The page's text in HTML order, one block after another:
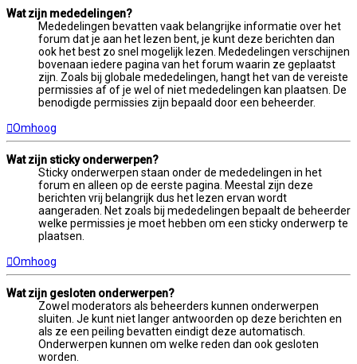
Wat zijn mededelingen?
Mededelingen bevatten vaak belangrijke informatie over het
forum dat je aan het lezen bent, je kunt deze berichten dan
ook het best zo snel mogelijk lezen. Mededelingen verschijnen
bovenaan iedere pagina van het forum waarin ze geplaatst
zijn. Zoals bij globale mededelingen, hangt het van de vereiste
permissies af of je wel of niet mededelingen kan plaatsen. De
benodigde permissies zijn bepaald door een beheerder.
Omhoog
Wat zijn sticky onderwerpen?
Sticky onderwerpen staan onder de mededelingen in het
forum en alleen op de eerste pagina. Meestal zijn deze
berichten vrij belangrijk dus het lezen ervan wordt
aangeraden. Net zoals bij mededelingen bepaalt de beheerder
welke permissies je moet hebben om een sticky onderwerp te
plaatsen.
Omhoog
Wat zijn gesloten onderwerpen?
Zowel moderators als beheerders kunnen onderwerpen
sluiten. Je kunt niet langer antwoorden op deze berichten en
als ze een peiling bevatten eindigt deze automatisch.
Onderwerpen kunnen om welke reden dan ook gesloten
worden.